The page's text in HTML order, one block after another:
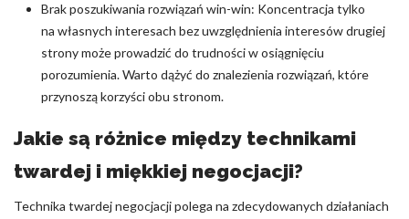
Brak poszukiwania rozwiązań win-win: Koncentracja tylko
na własnych interesach bez uwzględnienia interesów drugiej
strony może prowadzić do trudności w osiągnięciu
porozumienia. Warto dążyć do znalezienia rozwiązań, które
przynoszą korzyści obu stronom.
Jakie są różnice między technikami
twardej i miękkiej negocjacji?
Technika twardej negocjacji polega na zdecydowanych działaniach